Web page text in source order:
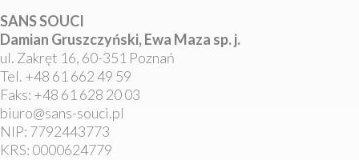
SANS SOUCI
Damian Gruszczyński, Ewa Maza sp. j.
ul. Zakręt 16, 60-351 Poznań
Tel. +48 61 662 49 59
Faks: +48 61 628 20 03
biuro@sans-souci.pl
NIP: 7792443773
KRS: 0000624779